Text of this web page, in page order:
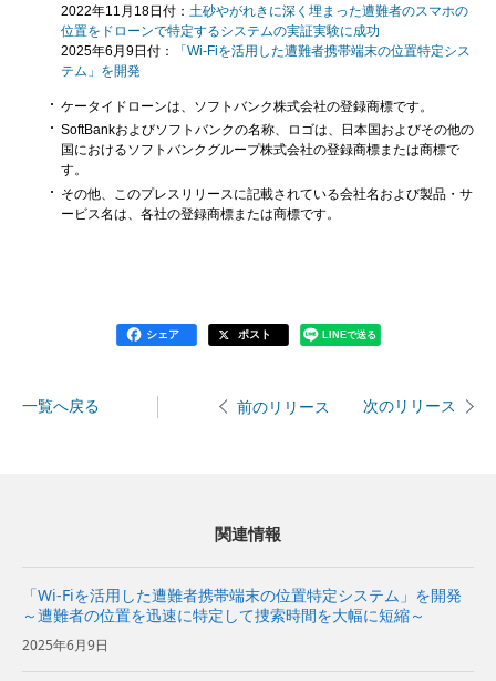
2022年11月18日付： 土砂やがれきに深く埋まった遭難者のスマホの
位置をドローンで特定するシステムの実証実験に成功
2025年6月9日付：
「Wi-Fiを活用した遭難者携帯端末の位置特定シス
テム」を開発
ケータイドローンは、ソフトバンク株式会社の登録商標です。
SoftBankおよびソフトバンクの名称、ロゴは、日本国およびその他の
国におけるソフトバンクグループ株式会社の登録商標または商標で
す。
その他、このプレスリリースに記載されている会社名および製品・サ
ービス名は、各社の登録商標または商標です。
シェア ポスト LINEで送る
一覧へ戻る 前のリリース 次のリリース
関連情報
「Wi-Fiを活用した遭難者携帯端末の位置特定システム」を開発
～遭難者の位置を迅速に特定して捜索時間を大幅に短縮～
2025年6月9日